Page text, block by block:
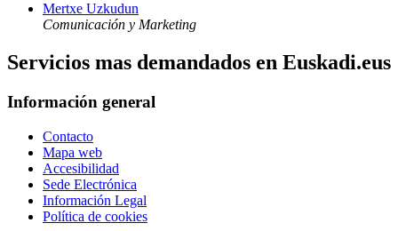
Mertxe Uzkudun
Comunicación y Marketing
Servicios mas demandados en Euskadi.eus
Información general
Contacto
Mapa web
Accesibilidad
Sede Electrónica
Información Legal
Política de cookies